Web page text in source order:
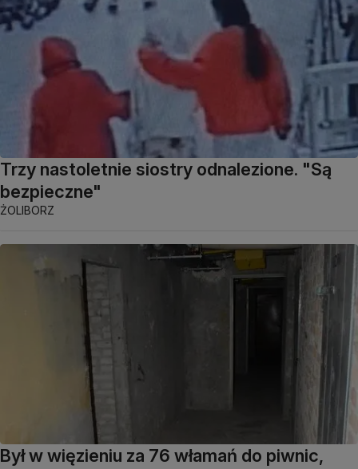
Trzy nastoletnie siostry odnalezione. "Są
bezpieczne"
ŻOLIBORZ
Był w więzieniu za 76 włamań do piwnic,